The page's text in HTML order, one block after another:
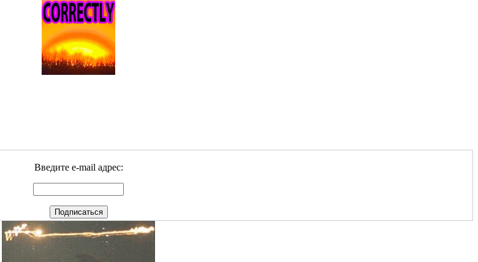
Введите e-mail адрес: